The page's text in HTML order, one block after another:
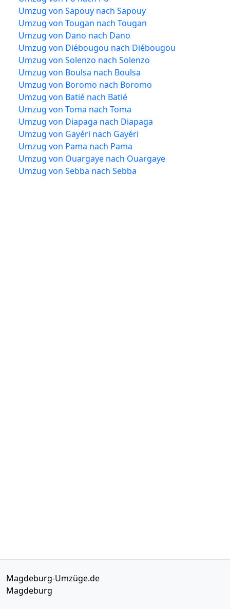
Umzug von Sapouy nach Sapouy
Umzug von Tougan nach Tougan
Umzug von Dano nach Dano
Umzug von Diébougou nach Diébougou
Umzug von Solenzo nach Solenzo
Umzug von Boulsa nach Boulsa
Umzug von Boromo nach Boromo
Umzug von Batié nach Batié
Umzug von Toma nach Toma
Umzug von Diapaga nach Diapaga
Umzug von Gayéri nach Gayéri
Umzug von Pama nach Pama
Umzug von Ouargaye nach Ouargaye
Umzug von Sebba nach Sebba
Magdeburg-Umzüge.de
Magdeburg